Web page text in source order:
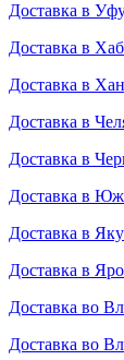
Доставка в
Доставка в
Доставка в
Доставка в
Доставка в
Доставка в
Доставка в
Доставка в
Доставка во
Доставка во